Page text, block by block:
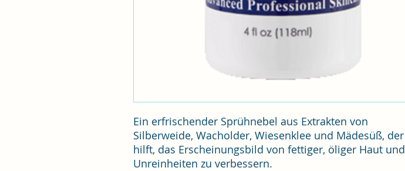
Ein erfrischender Sprühnebel aus Extrakten von
Silberweide, Wacholder, Wiesenklee und Mädesüß, der
hilft, das Erscheinungsbild von fettiger, öliger Haut und
Unreinheiten zu verbessern.